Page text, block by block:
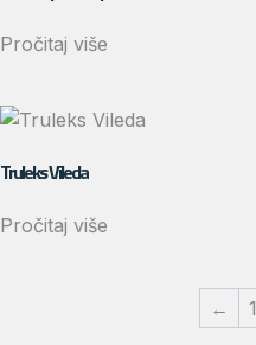
Pročitaj više
Truleks Vileda
Pročitaj više
← 1